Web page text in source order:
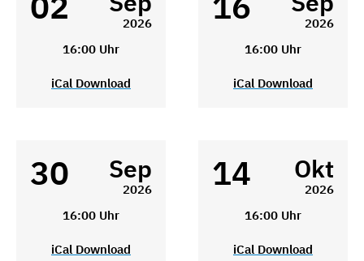
2026
16:00 Uhr
iCal Download
2026
16:00 Uhr
iCal Download
30 Sep
2026
16:00 Uhr
iCal Download
14 Okt
2026
16:00 Uhr
iCal Download